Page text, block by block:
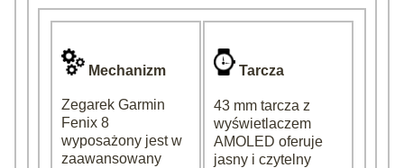
Mechanizm
Zegarek Garmin
Fenix 8
wyposażony jest w
zaawansowany
Tarcza
43 mm tarcza z
wyświetlaczem
AMOLED oferuje
jasny i czytelny